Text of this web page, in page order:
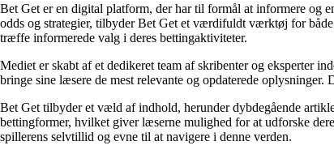
Bet Get er en digital platform, der har til formål at informere og
odds og strategier, tilbyder Bet Get et værdifuldt værktøj for
træffe informerede valg i deres bettingaktiviteter.
Mediet er skabt af et dedikeret team af skribenter og eksperter
bringe sine læsere de mest relevante og opdaterede
Bet Get tilbyder et væld af indhold, herunder dybdegående
bettingformer, hvilket giver læserne mulighed for at udforske
spillerens selvtillid og evne til at navigere i denne verden.